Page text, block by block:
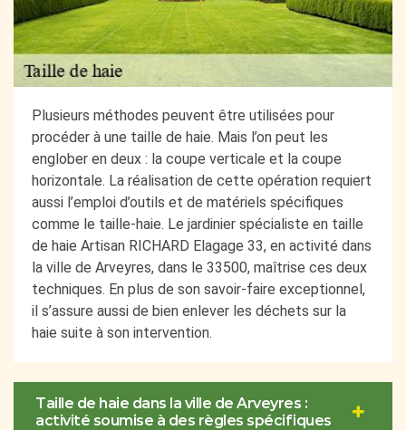
Plusieurs méthodes peuvent être utilisées pour
procéder à une taille de haie. Mais l’on peut les
englober en deux : la coupe verticale et la coupe
horizontale. La réalisation de cette opération requiert
aussi l’emploi d’outils et de matériels spécifiques
comme le taille-haie. Le jardinier spécialiste en taille
de haie Artisan RICHARD Elagage 33, en activité dans
la ville de Arveyres, dans le 33500, maîtrise ces deux
techniques. En plus de son savoir-faire exceptionnel,
il s’assure aussi de bien enlever les déchets sur la
haie suite à son intervention.
Taille de haie dans la ville de Arveyres :
activité soumise à des règles spécifiques